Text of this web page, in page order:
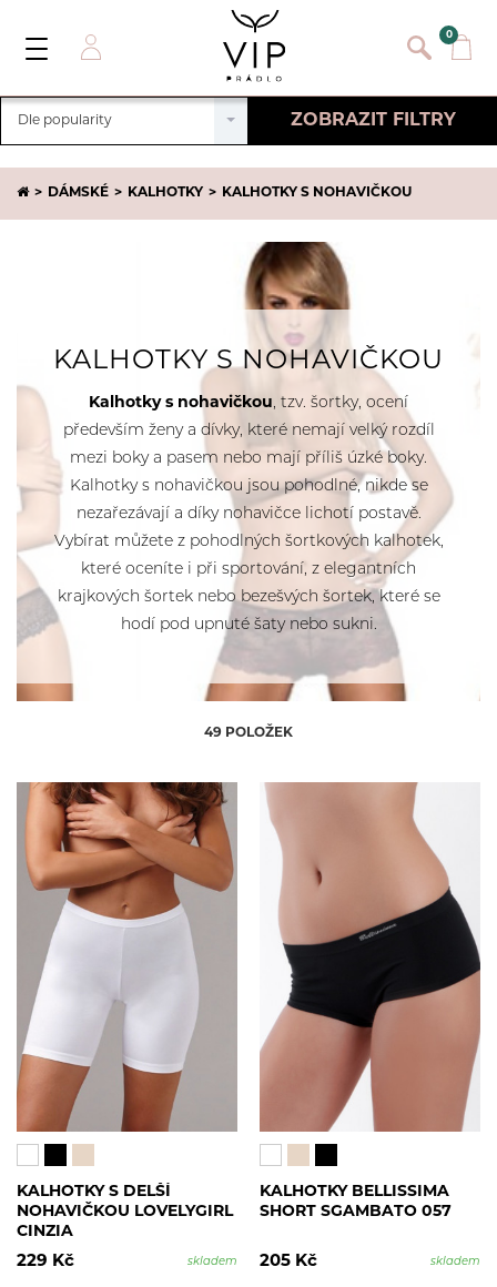
Přihlásit se
E-mail:
Heslo:
0
Toggle
Dle popularity ZOBRAZIT FILTRY
Zrušit filtry
Bezešvé
Mikrovlákno
Modal
EU
L
L/XL
S/M
XL
3XL
4XL
5XL
XS
XXL
L/XL
M
M/L
S/M
XL
3XL
4XL
5XL
L/XL
M
M/L
S/M
XL
3XL
4XL
5XL
CENA
106-661Kč
ZNAČKA
Bellissima
EWANA
Gina - bambusové vlákno
JOHN FRANK
Julimex
LingaDore
Modo
Parfait
Sielei
Tommy Hilfiger
DOSTUPNOST
Pouze skladem
DÁMSKÉ KALHOTKY KALHOTKY S NOHAVIČKOU
KALHOTKY S NOHAVIČKOU
Kalhotky s nohavičkou, tzv. šortky, ocení
především ženy a dívky, které nemají velký rozdíl
mezi boky a pasem nebo mají příliš úzké boky.
Kalhotky s nohavičkou jsou pohodlné, nikde se
nezařezávají a díky nohavičce lichotí postavě.
Vybírat můžete z pohodlných šortkových kalhotek,
které oceníte i při sportování, z elegantních
krajkových šortek nebo bezešvých šortek, které se
hodí pod upnuté šaty nebo sukni.
49 POLOŽEK
KALHOTKY S DELŠÍ
NOHAVIČKOU LOVELYGIRL
CINZIA
229 Kč
skladem
KALHOTKY BELLISSIMA
SHORT SGAMBATO 057
205 Kč skladem